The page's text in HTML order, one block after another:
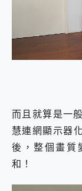
而且就算是一
慧連網顯示器
後，整個畫質
和！